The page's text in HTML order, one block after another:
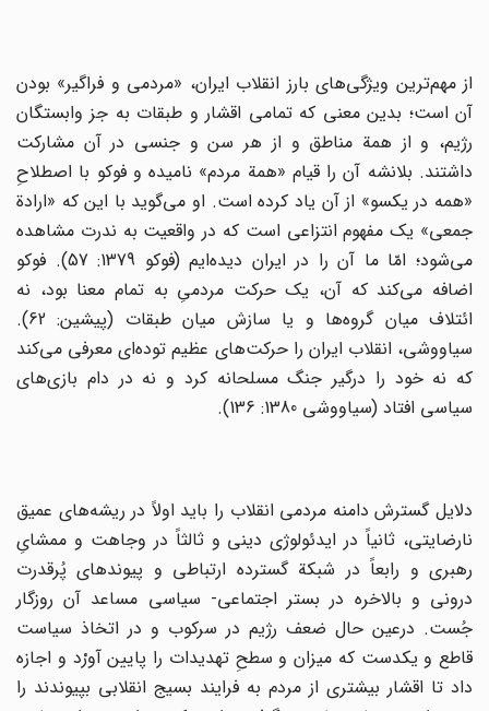
از مهم‌ترین‌ ویژگی‌های‌ بارز انقلاب‌ ایران‌، «مردمی‌ و فراگیر» بودن‌
آن‌ است‌؛ بدین‌ معنی‌ که‌ تمامی‌ اقشار و طبقات‌ به‌ جز وابستگان‌
رژیم‌، و از همة‌ مناطق‌ و از هر سن‌ و جنسی‌ در آن‌ مشارکت‌
داشتند. بلانشه‌ آن‌ را قیام‌ «همة‌ مردم‌» نامیده‌ و فوکو با اصطلاح‌ِ
«همه‌ در یکسو» از آن‌ یاد کرده‌ است‌. او می‌گوید با این‌ که‌ «ارادة‌
جمعی‌» یک‌ مفهوم‌ انتزاعی‌ است‌ که‌ در واقعیت‌ به‌ ندرت‌ مشاهده‌
می‌شود؛ امّا ما آن‌ را در ایران‌ دیده‌ایم‌ (فوکو 1379: 57). فوکو
اضافه‌ می‌کند که‌ آن‌، یک‌ حرکت‌ مردمیِ به‌ تمام‌ معنا بود، نه‌
ائتلاف‌ میان‌ گروه‌ها و یا سازش‌ میان‌ طبقات‌ (پیشین‌: 62).
سیاووشی‌، انقلاب‌ ایران‌ را حرکت‌های‌ عظیم‌ توده‌ای‌ معرفی‌ می‌کند
که‌ نه‌ خود را درگیر جنگ‌ مسلحانه‌ کرد و نه‌ در دام‌ بازی‌های‌
سیاسی‌ افتاد (سیاووشی‌ 1380: 136).
‌دلایل‌ گسترش‌ دامنه مردمی‌ انقلاب‌ را باید اولاً در ریشه‌های‌ عمیق‌
نارضایتی‌، ثانیاً در ایدئولوژی‌ دینی‌ و ثالثاً در وجاهت‌ و ممشایِ
رهبری‌ و رابعاً در شبکة‌ گسترده‌ ارتباطی‌ و پیوندهای‌ پُرقدرت‌
درونی‌ و بالاخره‌ در بستر اجتماعی‌- سیاسی‌ مساعد آن‌ روزگار
جُست‌. درعین‌ حال‌ ضعف‌ رژیم‌ در سرکوب‌ و در اتخاذ سیاست‌
قاطع‌ و یکدست‌ که‌ میزان‌ و سطحِ تهدیدات‌ را پایین‌ آورْد و اجازه‌
داد تا اقشار بیشتری‌ از مردم‌ به‌ فرایند بسیج‌ انقلابی‌ بپیوندند را